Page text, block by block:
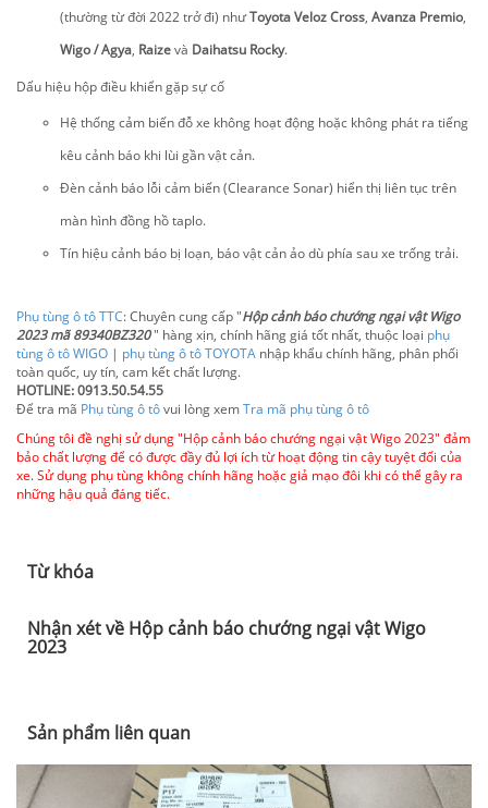
(thường từ đời 2022 trở đi) nhưToyota Veloz Cross, Avanza Premio,
Wigo / Agya, Raizevà Daihatsu Rocky.
Dấu hiệu hộp điều khiển gặp sự cố
Hệ thống cảm biến đỗ xe không hoạt động hoặc không phát ra tiếng
kêu cảnh báo khi lùi gần vật cản.
Đèn cảnh báo lỗi cảm biến (Clearance Sonar) hiển thị liên tục trên
màn hình đồng hồ taplo.
Tín hiệu cảnh báo bị loạn, báo vật cản ảo dù phía sau xe trống trải.
Phụ tùng ô tô TTC: Chuyên cung cấp "Hộp cảnh báo chướng ngại vật Wigo
2023 mã 89340BZ320" hàng xịn, chính hãng giá tốt nhất, thuộc loại phụ
tùng ô tô WIGO | phụ tùng ô tô TOYOTA nhập khẩu chính hãng, phân phối
toàn quốc, uy tín, cam kết chất lượng.
HOTLINE: 0913.50.54.55
Để tra mã Phụ tùng ô tôvui lòng xemTra mã phụ tùng ô tô
Chúng tôi đề nghị sử dụng "Hộp cảnh báo chướng ngại vật Wigo 2023" đảm
bảo chất lượng để có được đầy đủ lợi ích từ hoạt động tin cậy tuyệt đối của
xe. Sử dụng phụ tùng không chính hãng hoặc giả mạo đôi khi có thể gây ra
những hậu quả đáng tiếc.
Từ khóa
Nhận xét về Hộp cảnh báo chướng ngại vật Wigo
2023
Sản phẩm liên quan